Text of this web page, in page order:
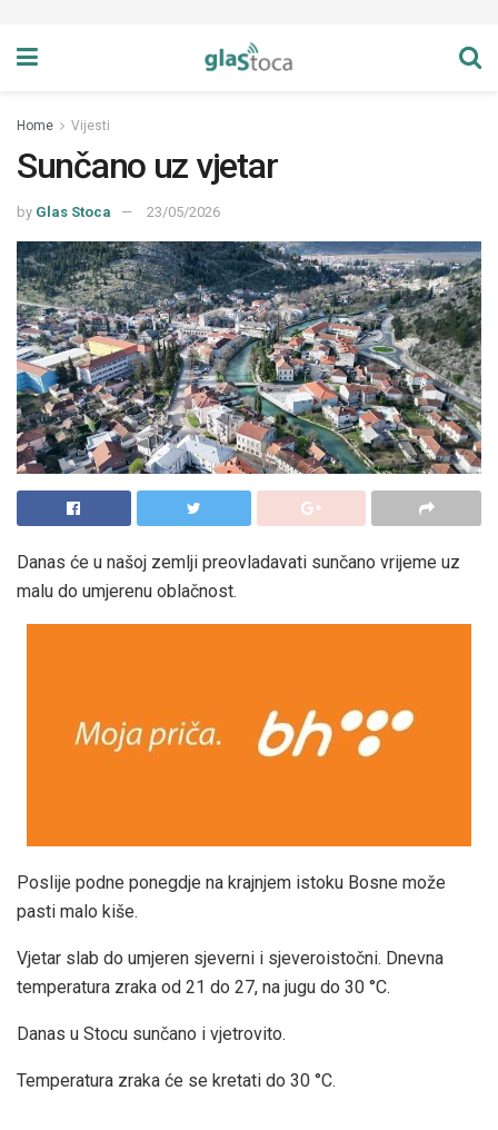
Home Vijesti
Sunčano uz vjetar
by Glas Stoca 23/05/2026
Danas će u našoj zemlji preovladavati sunčano vrijeme uz
malu do umjerenu oblačnost.
Poslije podne ponegdje na krajnjem istoku Bosne može
pasti malo kiše.
Vjetar slab do umjeren sjeverni i sjeveroistočni. Dnevna
temperatura zraka od 21 do 27, na jugu do 30 °C.
Danas u Stocu sunčano i vjetrovito.
Temperatura zraka će se kretati do 30 °C.